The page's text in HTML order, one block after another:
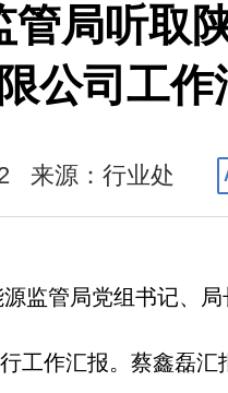
管局听取
限公司工作
来源：行业处
监管局党组书记、
工作汇报。蔡鑫磊